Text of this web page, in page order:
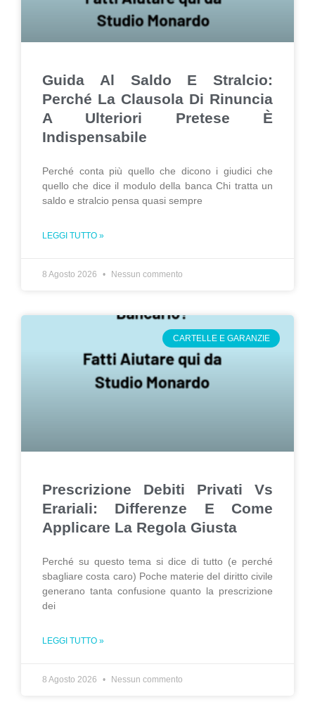
Guida Al Saldo E Stralcio:
Perché La Clausola Di Rinuncia
A Ulteriori Pretese È
Indispensabile
Perché conta più quello che dicono i giudici che
quello che dice il modulo della banca Chi tratta un
saldo e stralcio pensa quasi sempre
LEGGI TUTTO »
8 Agosto 2026 Nessun commento
CARTELLE E GARANZIE
Prescrizione Debiti Privati Vs
Erariali: Differenze E Come
Applicare La Regola Giusta
Perché su questo tema si dice di tutto (e perché
sbagliare costa caro) Poche materie del diritto civile
generano tanta confusione quanto la prescrizione
dei
LEGGI TUTTO »
8 Agosto 2026 Nessun commento